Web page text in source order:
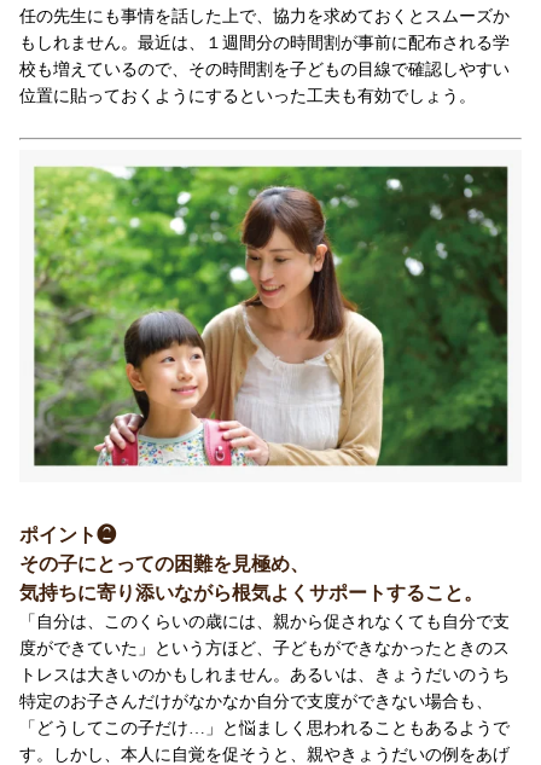
任の先生にも事情を話した上で、協力を求めておくとスムーズか
もしれません。最近は、１週間分の時間割が事前に配布される学
校も増えているので、その時間割を子どもの目線で確認しやすい
位置に貼っておくようにするといった工夫も有効でしょう。
ポイント❷
その子にとっての困難を見極め、
気持ちに寄り添いながら根気よくサポートすること。
「自分は、このくらいの歳には、親から促されなくても自分で支
度ができていた」という方ほど、子どもができなかったときのス
トレスは大きいのかもしれません。あるいは、きょうだいのうち
特定のお子さんだけがなかなか自分で支度ができない場合も、
「どうしてこの子だけ…」と悩ましく思われることもあるようで
す。しかし、本人に自覚を促そうと、親やきょうだいの例をあげ